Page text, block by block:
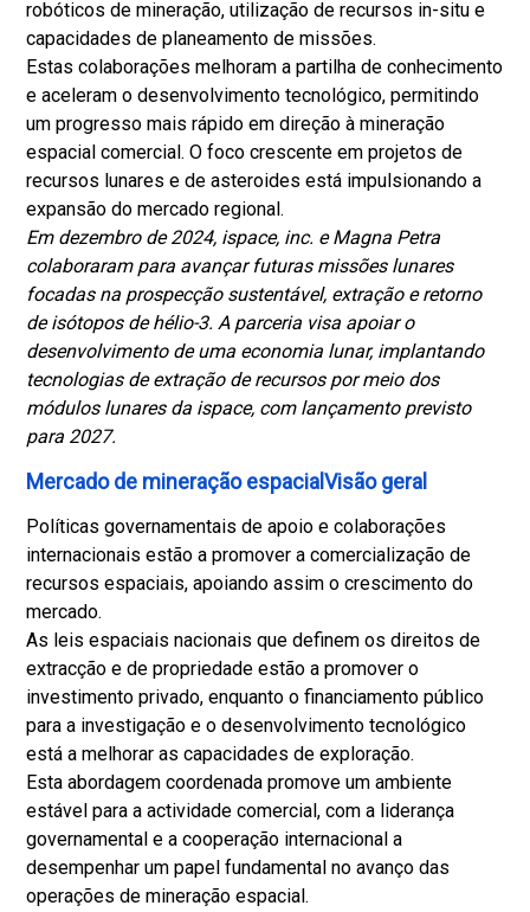
robóticos de mineração, utilização de recursos in-situ e
capacidades de planeamento de missões.
Estas colaborações melhoram a partilha de conhecimento
e aceleram o desenvolvimento tecnológico, permitindo
um progresso mais rápido em direção à mineração
espacial comercial. O foco crescente em projetos de
recursos lunares e de asteroides está impulsionando a
expansão do mercado regional.
Em dezembro de 2024, ispace, inc. e Magna Petra
colaboraram para avançar futuras missões lunares
focadas na prospecção sustentável, extração e retorno
de isótopos de hélio-3. A parceria visa apoiar o
desenvolvimento de uma economia lunar, implantando
tecnologias de extração de recursos por meio dos
módulos lunares da ispace, com lançamento previsto
para 2027.
Mercado de mineração espacialVisão geral
Políticas governamentais de apoio e colaborações
internacionais estão a promover a comercialização de
recursos espaciais, apoiando assim o crescimento do
mercado.
As leis espaciais nacionais que definem os direitos de
extracção e de propriedade estão a promover o
investimento privado, enquanto o financiamento público
para a investigação e o desenvolvimento tecnológico
está a melhorar as capacidades de exploração.
Esta abordagem coordenada promove um ambiente
estável para a actividade comercial, com a liderança
governamental e a cooperação internacional a
desempenhar um papel fundamental no avanço das
operações de mineração espacial.